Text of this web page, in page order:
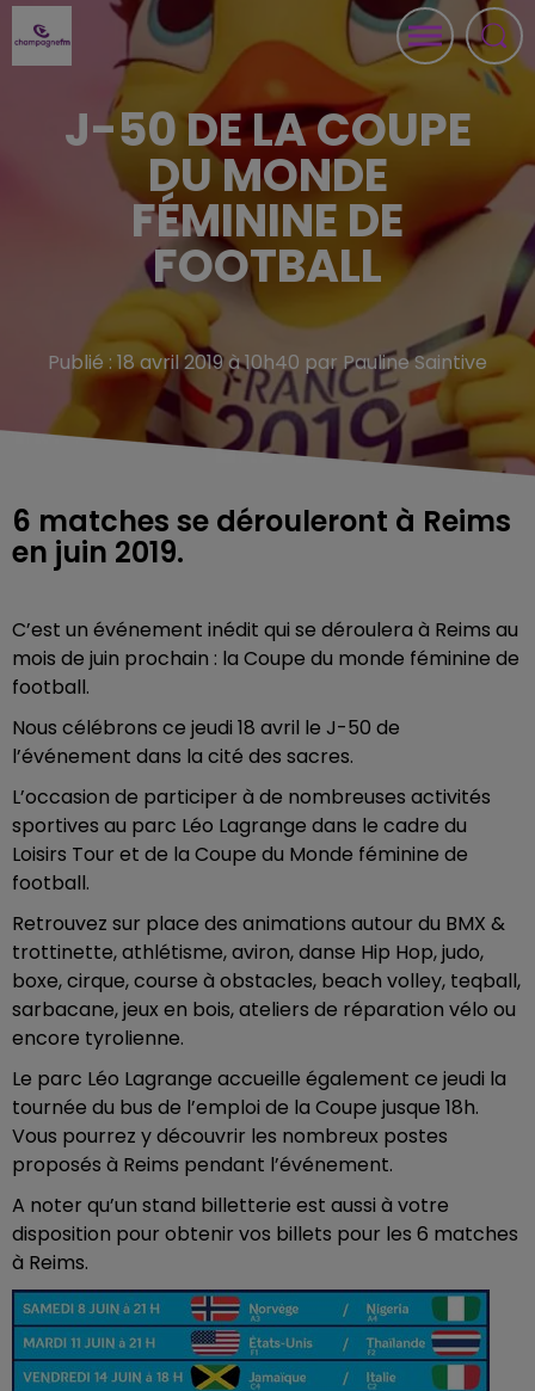
J-50 DE LA COUPE
DU MONDE
FÉMININE DE
FOOTBALL
Publié : 18 avril 2019 à 10h40 par Pauline Saintive
6 matches se dérouleront à Reims
en juin 2019.
C’est un événement inédit qui se déroulera à Reims au
mois de juin prochain : la Coupe du monde féminine de
football.
Nous célébrons ce jeudi 18 avril le J-50 de
l’événement dans la cité des sacres.
L’occasion de participer à de nombreuses activités
sportives au parc Léo Lagrange dans le cadre du
Loisirs Tour et de la Coupe du Monde féminine de
football.
Retrouvez sur place des animations autour du BMX &
trottinette, athlétisme, aviron, danse Hip Hop, judo,
boxe, cirque, course à obstacles, beach volley, teqball,
sarbacane, jeux en bois, ateliers de réparation vélo ou
encore tyrolienne.
Le parc Léo Lagrange accueille également ce jeudi la
tournée du bus de l’emploi de la Coupe jusque 18h.
Vous pourrez y découvrir les nombreux postes
proposés à Reims pendant l’événement.
A noter qu’un stand billetterie est aussi à votre
disposition pour obtenir vos billets pour les 6 matches
à Reims.